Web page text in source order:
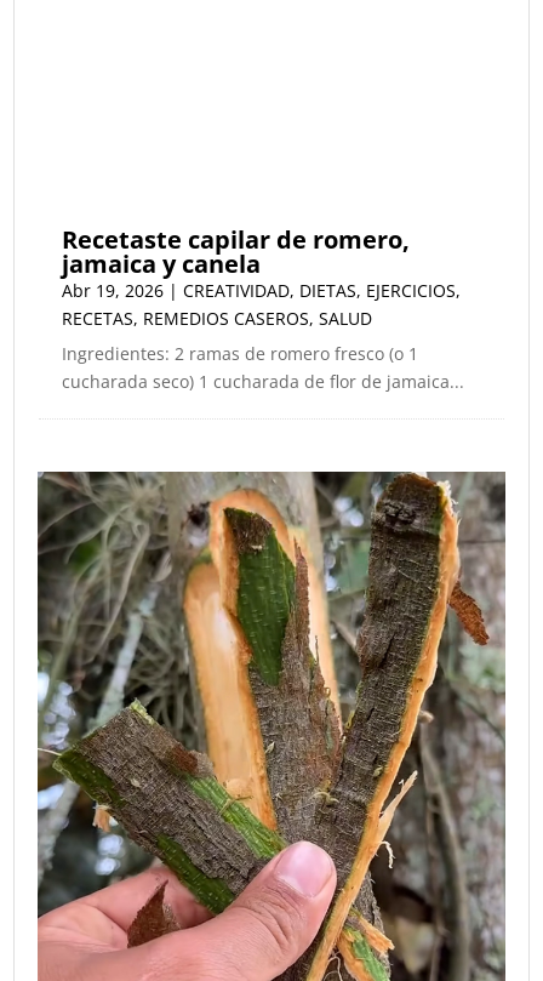
Recetaste capilar de romero,
jamaica y canela
Abr 19, 2026 |CREATIVIDAD, DIETAS, EJERCICIOS,
RECETAS, REMEDIOS CASEROS,SALUD
Ingredientes: 2 ramas de romero fresco (o 1
cucharada seco) 1 cucharada de flor de jamaica...